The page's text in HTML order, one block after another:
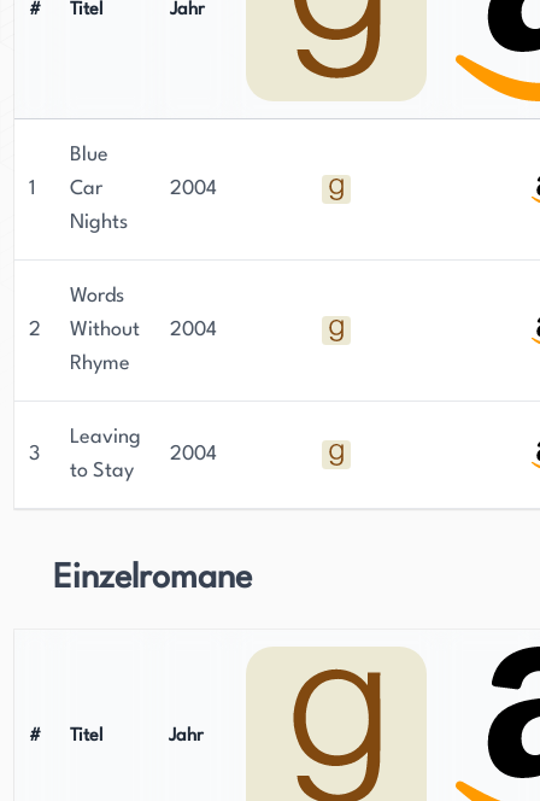
# Titel Jahr
1
Blue
Car
Nights
2004
2
Words
Without
Rhyme
2004
3
Leaving
to Stay
2004
Einzelromane
# Titel Jahr